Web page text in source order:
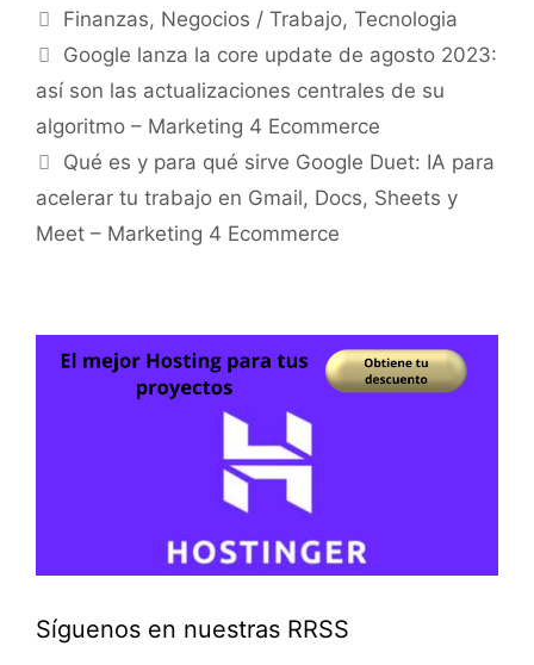
Categorías
Finanzas, Negocios / Trabajo,Tecnologia
Google lanza la core update de agosto 2023:
así son las actualizaciones centrales de su
algoritmo – Marketing 4 Ecommerce
Qué es y para qué sirve Google Duet: IA para
acelerar tu trabajo en Gmail, Docs, Sheets y
Meet – Marketing 4 Ecommerce
Síguenos en nuestras RRSS